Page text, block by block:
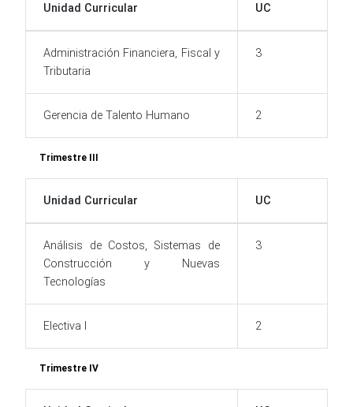
Unidad Curricular UC
Administración Financiera, Fiscal y
Tributaria
3
Gerencia de Talento Humano 2
Trimestre III
Unidad Curricular UC
Análisis de Costos, Sistemas de
Construcción y Nuevas
Tecnologías
3
Electiva I 2
Trimestre IV